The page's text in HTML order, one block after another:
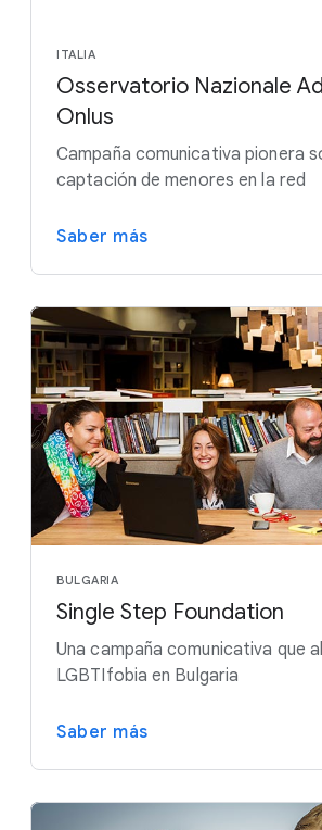
ITALIA
Osservatorio Nazionale
Onlus
Campaña comunicativa pionera
captación de menores en la red
Saber más
BULGARIA
Single Step Foundation
Una campaña comunicativa que
LGBTIfobia en Bulgaria
Saber más